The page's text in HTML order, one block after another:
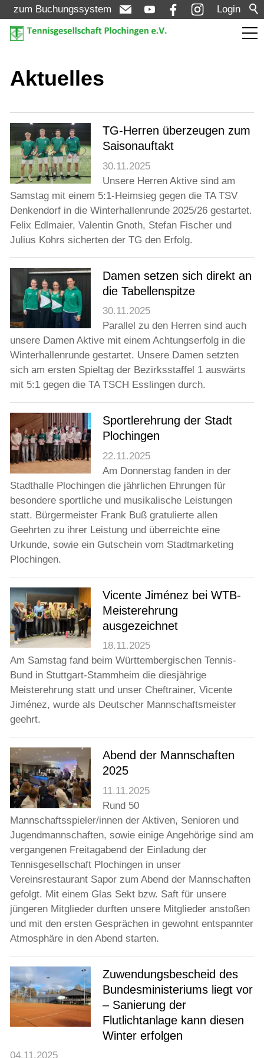
Login
zum Buchungssystem
Aktuelles
Termine
Turniere
Verein
Mannschaften
Jugend
Training
Gaststätte
Aktuelles
TG-Herren überzeugen zum
Saisonauftakt
30.11.2025
Unsere Herren Aktive sind am
Samstag mit einem 5:1-Heimsieg gegen die TA TSV
Denkendorf in die Winterhallenrunde 2025/26 gestartet.
Felix Edlmaier, Valentin Gnoth, Stefan Fischer und
Julius Kohrs sicherten der TG den Erfolg.
Damen setzen sich direkt an
die Tabellenspitze
30.11.2025
Parallel zu den Herren sind auch
unsere Damen Aktive mit einem Achtungserfolg in die
Winterhallenrunde gestartet. Unsere Damen setzten
sich am ersten Spieltag der Bezirksstaffel 1 auswärts
mit 5:1 gegen die TA TSCH Esslingen durch.
Sportlerehrung der Stadt
Plochingen
22.11.2025
Am Donnerstag fanden in der
Stadthalle Plochingen die jährlichen Ehrungen für
besondere sportliche und musikalische Leistungen
statt. Bürgermeister Frank Buß gratulierte allen
Geehrten zu ihrer Leistung und überreichte eine
Urkunde, sowie ein Gutschein vom Stadtmarketing
Plochingen.
Vicente Jiménez bei WTB-
Meisterehrung
ausgezeichnet
18.11.2025
Am Samstag fand beim Württembergischen Tennis-
Bund in Stuttgart-Stammheim die diesjährige
Meisterehrung statt und unser Cheftrainer, Vicente
Jiménez, wurde als Deutscher Mannschaftsmeister
geehrt.
Abend der Mannschaften
2025
11.11.2025
Rund 50
Mannschaftsspieler/innen der Aktiven, Senioren und
Jugendmannschaften, sowie einige Angehörige sind am
vergangenen Freitagabend der Einladung der
Tennisgesellschaft Plochingen in unser
Vereinsrestaurant Sapor zum Abend der Mannschaften
gefolgt. Mit einem Glas Sekt bzw. Saft für unsere
jüngeren Mitglieder durften unsere Mitglieder anstoßen
und mit den ersten Gesprächen in gewohnt entspannter
Atmosphäre in den Abend starten.
Zuwendungsbescheid des
Bundesministeriums liegt vor
– Sanierung der
Flutlichtanlage kann diesen
Winter erfolgen
04.11.2025